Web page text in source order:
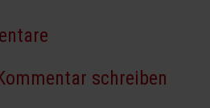
schreiben